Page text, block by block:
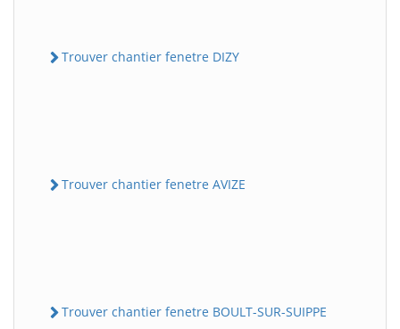
Trouver chantier fenetre DIZY
Trouver chantier fenetre AVIZE
Trouver chantier fenetre BOULT-SUR-SUIPPE